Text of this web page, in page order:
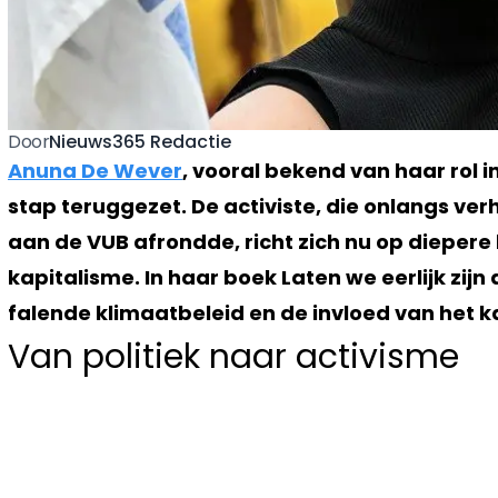
DoorNieuws365 Redactie
Anuna De Wever, vooral bekend van haar rol
stap teruggezet. De activiste, die onlangs
aan de VUB afrondde, richt zich nu op
kapitalisme. In haar boek Laten we eerlijk
falende klimaatbeleid en de invloed van het
Van politiek naar activisme